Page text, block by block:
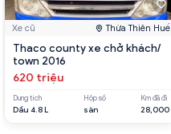
Xe cũ Thừa Thiên Huế
Thaco county xe chở khách/
town 2016
620 triệu
Dung tích
Dầu 4.8 L
Hộp số
sàn
Km đã đi
28,000